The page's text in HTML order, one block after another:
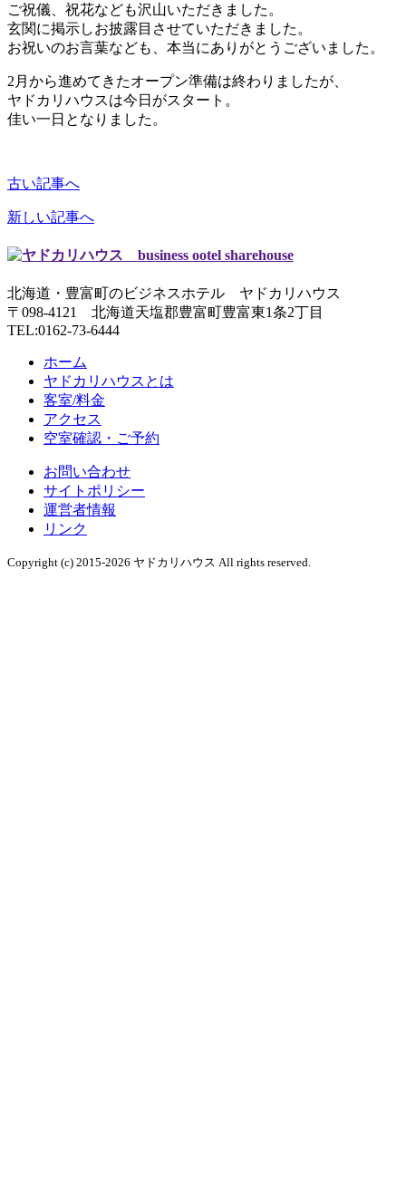
ご祝儀、祝花なども沢山いただきました。
玄関に掲示しお披露目させていただきました。
お祝いのお言葉なども、本当にありがとうございました。
2月から進めてきたオープン準備は終わりましたが、
ヤドカリハウスは今日がスタート。
佳い一日となりました。
古い記事へ
新しい記事へ
北海道・豊富町のビジネスホテル ヤドカリハウス
〒098-4121 北海道天塩郡豊富町豊富東1条2丁目
TEL:0162-73-6444
ホーム
ヤドカリハウスとは
客室/料金
アクセス
空室確認・ご予約
お問い合わせ
サイトポリシー
運営者情報
リンク
Copyright (c) 2015-2026 ヤドカリハウス All rights reserved.